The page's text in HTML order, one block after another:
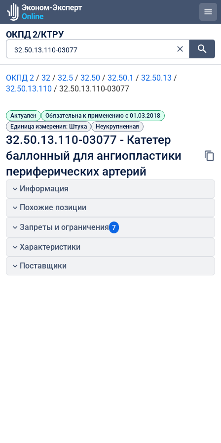
ОКПД 2/КТРУ
32.50.13.110-03077
ОКПД 2 / 32 / 32.5 / 32.50 / 32.50.1 / 32.50.13 /
32.50.13.110 / 32.50.13.110-03077
Актуален
Обязательна к применению с 01.03.2018
Единица измерения: Штука
Неукрупненная
32.50.13.110-03077 - Катетер
баллонный для ангиопластики
периферических артерий
Информация
Похожие позиции
Запреты и ограничения 7
Характеристики
Поставщики